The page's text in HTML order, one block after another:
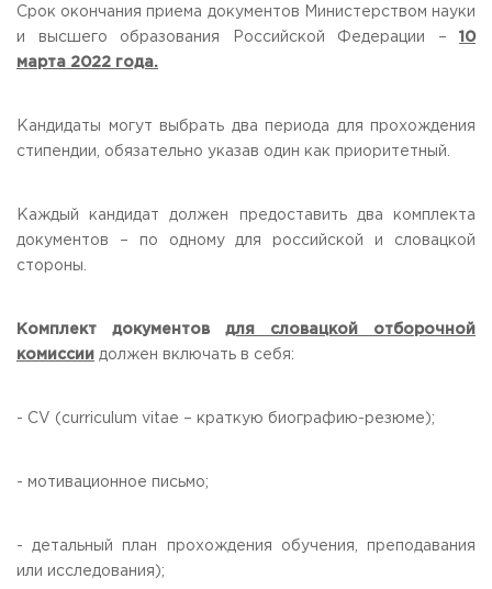
Срок окончания приема документов Министерством науки
и высшего образования Российской Федерации – 10
марта 2022 года.
Кандидаты могут выбрать два периода для прохождения
стипендии, обязательно указав один как приоритетный.
Каждый кандидат должен предоставить два комплекта
документов – по одному для российской и словацкой
стороны.
Комплект документов
для словацкой отборочной
комиссии должен включать в себя:
- CV (curriculum vitae – краткую биографию-резюме);
- мотивационное письмо;
- детальный план прохождения обучения, преподавания
или исследования);